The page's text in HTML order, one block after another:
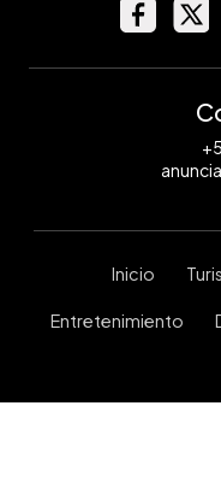
Inicio
Entretenimiento